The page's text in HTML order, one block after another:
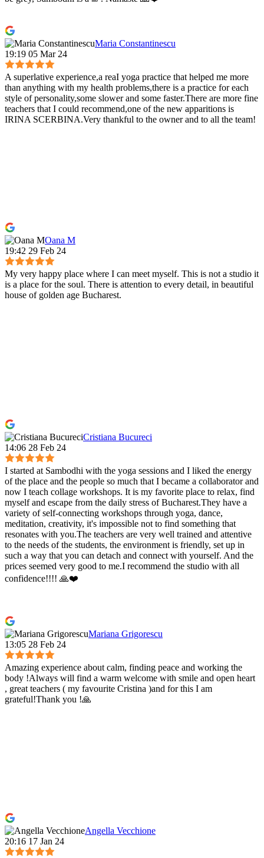
Maria Constantinescu
19:19 05 Mar 24
A superlative experience,a reaI yoga practice that helped me more
than anything with my health problems,there is a practice for each
style of personality,some slower and some faster.There are more fine
teachers that I could recommend,one of the new apparitions is
IRINA SCERBINA.Very thankful to the owner and to all the team!
Oana M
19:42 29 Feb 24
My very happy place where I can meet myself. This is not a studio it
is a place for the soul. There is attention to every detail, in beautiful
house of golden age Bucharest.
Cristiana Bucureci
14:06 28 Feb 24
I started at Sambodhi with the yoga sessions and I liked the energy
of the place and the people so much that I became a collaborator and
now I teach collage workshops. It is my favorite place to relax, find
myself and escape from the daily stress of Bucharest.They have a
variety of self-connecting workshops through yoga, dance,
meditation, creativity, it's impossible not to find something that
resonates with you.The teachers are very well trained and attentive
to the needs of the students, the environment is friendly, set up in
such a way that you can detach and connect with yourself. And the
prices seemed very good to me.I recommend the studio with all
confidence!!!! 🙏❤️
Mariana Grigorescu
13:05 28 Feb 24
Amazing experience about calm, finding peace and working the
body !Always will find a warm welcome with smile and open heart
, great teachers ( my favourite Cristina )and for this I am
grateful!Thank you !🙏
Angella Vecchione
20:16 17 Jan 24